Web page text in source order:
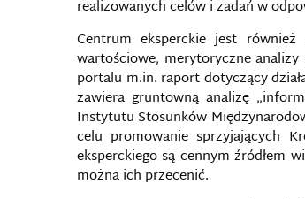
realizowanych celów i zadań w
Centrum eksperckie jest
wartościowe, merytoryczne
portalu m.in. raport dotyczący
zawiera gruntowną analizę
Instytutu Stosunków
celu promowanie sprzyjających
eksperckiego są cennym źródłem
można ich przecenić.